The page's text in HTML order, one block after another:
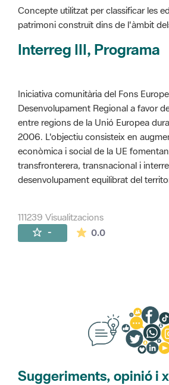
Concepte utilitzat per classificar les
patrimoni construït dins de l'àmbit
Interreg III, Programa
Iniciativa comunitària del Fons
Desenvolupament Regional a favor
entre regions de la Unió Europea
2006. L'objectiu consisteix en
econòmica i social de la UE
transfronterera, transnacional i
desenvolupament equilibrat del
111239 Visualitzacions
- 0.0La mitjana de
Suggeriments, opinió i